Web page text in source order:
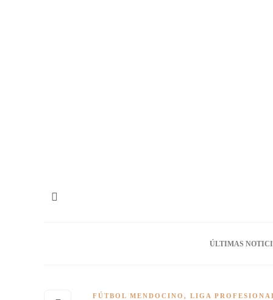
ÚLTIMAS
FÚTBOL MENDOCINO , LIGA